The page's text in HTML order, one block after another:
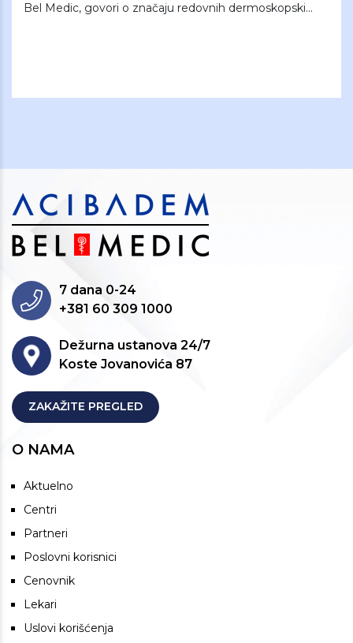
Bel Medic, govori o značaju redovnih dermoskopski...
7 dana 0-24
+381 60 309 1000
Dežurna ustanova 24/7
Koste Jovanovića 87
ZAKAŽITE PREGLED
O NAMA
Aktuelno
Centri
Partneri
Poslovni korisnici
Cenovnik
Lekari
Uslovi korišćenja